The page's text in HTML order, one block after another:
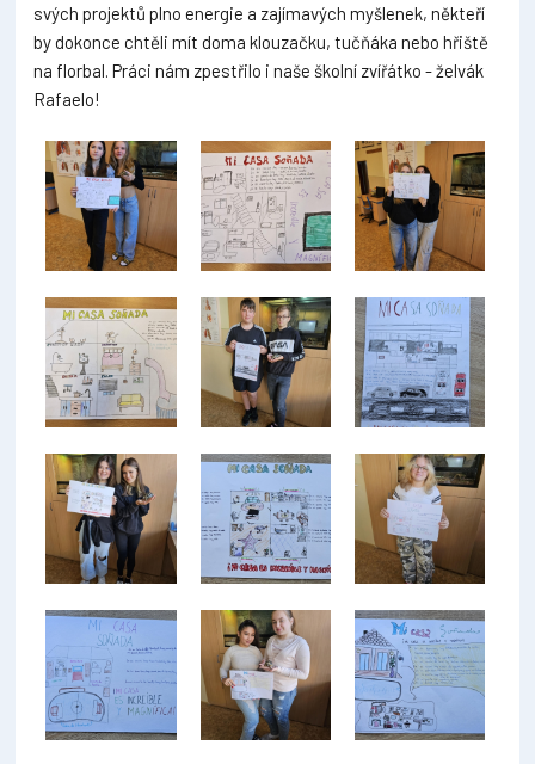
svých projektů plno energie a zajímavých myšlenek, někteří
by dokonce chtěli mít doma klouzačku, tučňáka nebo hřiště
na florbal. Práci nám zpestřilo i naše školní zvířátko - želvák
Rafaelo!